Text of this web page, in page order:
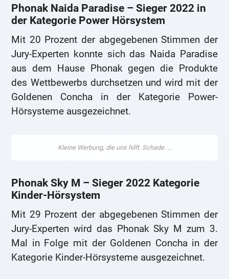
Phonak Naida Paradise – Sieger 2022 in
der Kategorie Power Hörsystem
Mit 20 Prozent der abgegebenen Stimmen der
Jury-Experten konnte sich das Naida Paradise
aus dem Hause Phonak gegen die Produkte
des Wettbewerbs durchsetzen und wird mit der
Goldenen Concha in der Kategorie Power-
Hörsysteme ausgezeichnet.
Phonak Sky M – Sieger 2022 Kategorie
Kinder-Hörsystem
Mit 29 Prozent der abgegebenen Stimmen der
Jury-Experten wird das Phonak Sky M zum 3.
Mal in Folge mit der Goldenen Concha in der
Kategorie Kinder-Hörsysteme ausgezeichnet.